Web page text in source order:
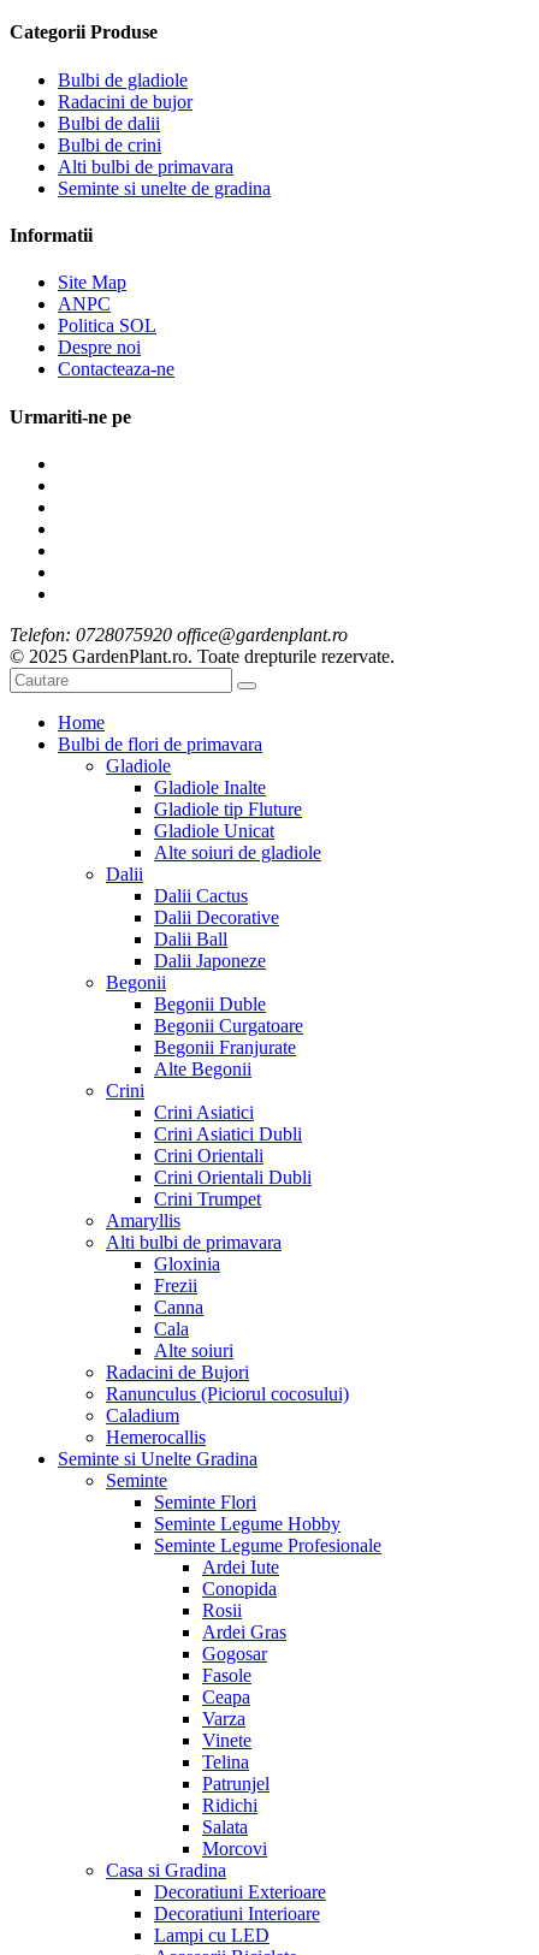
Categorii Produse
Bulbi de gladiole
Radacini de bujor
Bulbi de dalii
Bulbi de crini
Alti bulbi de primavara
Seminte si unelte de gradina
Informatii
Site Map
ANPC
Politica SOL
Despre noi
Contacteaza-ne
Urmariti-ne pe
Telefon: 0728075920 office@gardenplant.ro
© 2025 GardenPlant.ro. Toate drepturile rezervate.
Home
Bulbi de flori de primavara
Gladiole
Gladiole Inalte
Gladiole tip Fluture
Gladiole Unicat
Alte soiuri de gladiole
Dalii
Dalii Cactus
Dalii Decorative
Dalii Ball
Dalii Japoneze
Begonii
Begonii Duble
Begonii Curgatoare
Begonii Franjurate
Alte Begonii
Crini
Crini Asiatici
Crini Asiatici Dubli
Crini Orientali
Crini Orientali Dubli
Crini Trumpet
Amaryllis
Alti bulbi de primavara
Gloxinia
Frezii
Canna
Cala
Alte soiuri
Radacini de Bujori
Ranunculus (Piciorul cocosului)
Caladium
Hemerocallis
Seminte si Unelte Gradina
Seminte
Seminte Flori
Seminte Legume Hobby
Seminte Legume Profesionale
Ardei Iute
Conopida
Rosii
Ardei Gras
Gogosar
Fasole
Ceapa
Varza
Vinete
Telina
Patrunjel
Ridichi
Salata
Morcovi
Casa si Gradina
Decoratiuni Exterioare
Decoratiuni Interioare
Lampi cu LED